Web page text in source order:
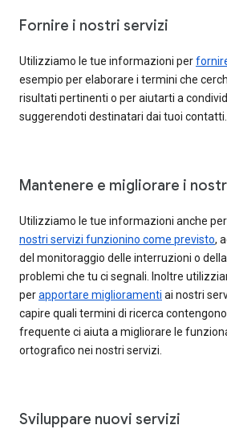
Fornire i nostri servizi
Utilizziamo le tue informazioni per
esempio per elaborare i termini che
risultati pertinenti o per aiutarti a
suggerendoti destinatari dai tuoi contatti.
Mantenere e migliorare i
Utilizziamo le tue informazioni anche per
nostri servizi funzionino come previsto,
del monitoraggio delle interruzioni o
problemi che tu ci segnali. Inoltre
perapportare miglioramenti ai nostri
capire quali termini di ricerca
frequente ci aiuta a migliorare le
ortografico nei nostri servizi.
Sviluppare nuovi servizi